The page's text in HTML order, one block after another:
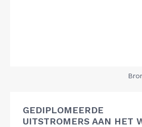
GEDIPLOMEERDE
UITSTROMERS AAN HET